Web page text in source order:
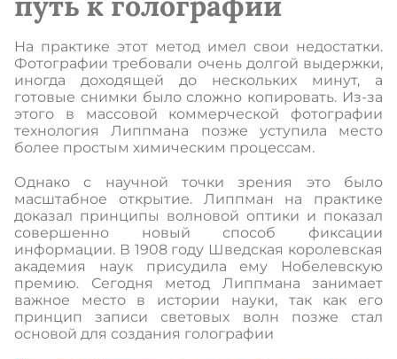
На практике этот метод имел свои недостатки.
Фотографии требовали очень долгой выдержки,
иногда доходящей до нескольких минут, а
готовые снимки было сложно копировать. Из-за
этого в массовой коммерческой фотографии
технология Липпмана позже уступила место
более простым химическим процессам.
Однако с научной точки зрения это было
масштабное открытие. Липпман на практике
доказал принципы волновой оптики и показал
совершенно новый способ фиксации
информации. В 1908 году Шведская королевская
академия наук присудила ему Нобелевскую
премию. Сегодня метод Липпмана занимает
важное место в истории науки, так как его
принцип записи световых волн позже стал
основой для создания голографии